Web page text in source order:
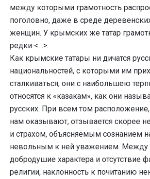
между которыми грамотность
поголовно, даже в среде
женщин. У крымских же татар
редки <…>.
Как крымские татары ни дичатся
национальностей, с которыми им
сталкиваться, они с наибольшею
относятся к «казакам», как они
русских. При всем том
нам оказывают, отзывается скорее
и страхом, объясняемым сознанием
невольным к ней уважением. Между
добродушие характера и отсутствие
религии, наклонность к почитанию